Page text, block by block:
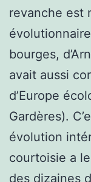
revanche est
bourges,
avait aussi
d’Europe
Gardères).
évolution
courtoisie a
des dizaines